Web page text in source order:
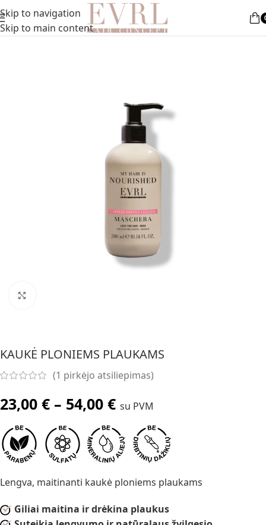
Skip to navigation
Skip to main content
Nemokamas pristatymas nuo 50 Eur
Pradžia »Plaukų priežiūra»Kaukė ploniems plaukams
KAUKĖ PLONIEMS PLAUKAMS
(1 pirkėjo atsiliepimas)
23,00 € – 54,00 € su PVM
Lengva, maitinanti kaukė ploniems plaukams
Giliai maitina ir drėkina plaukus